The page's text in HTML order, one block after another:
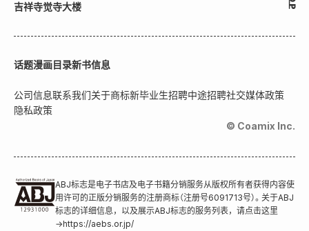
吉祥寺觉寺大楼
话题漫画目录新书信息
公司信息联系我们关于商标新毕业生招聘中途招聘社交媒体政策
隐私政策
© Coamix Inc.
ABJ标志是电子书店及电子书籍分销服务从版权所有者获得内容使
用许可的正版分销服务的注册商标（注册号6091713号）。关于ABJ
标志的详细信息，以及展示ABJ标志的服务列表，请点击这里
→https://aebs.or.jp/